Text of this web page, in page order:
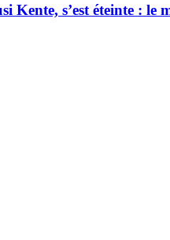
Kente, s’est éteinte : le